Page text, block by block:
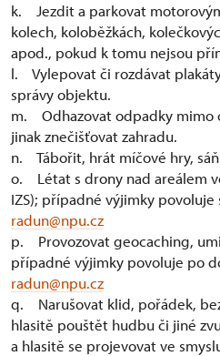
k. Jezdit a parkovat
kolech, koloběžkách,
apod., pokud k tomu nejsou
l. Vylepovat či rozdávat
správy objektu.
m. Odhazovat odpadky mimo
jinak znečišťovat zahradu.
n. Tábořit, hrát míčové hry,
o. Létat s drony nad areálem
IZS); případné výjimky povoluje
radun@npu.cz
p. Provozovat geocaching,
případné výjimky povoluje po
radun@npu.cz
q. Narušovat klid, pořádek,
hlasitě pouštět hudbu či jiné
a hlasitě se projevovat ve